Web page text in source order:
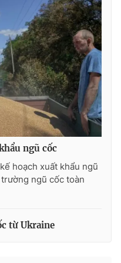
Việt Nam
điện tử số 483/GP-BTTTT
Phạm Quốc Thắng,
ngũ cốc
hoạch xuất khẩu ngũ
ngũ cốc toàn
từ Ukraine